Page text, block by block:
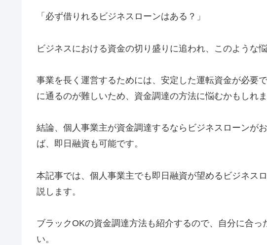
「必ず借りれるビジネスローンはある？」
ビジネスにおける資金の切り盛りに追われ、このような
事業を長く運営するためには、安定した運転資金が必要
に通るのが難しいため、資金調達の方法に悩むかもしれま
結論、個人事業主が資金調達するならビジネスローンが
ば、即日融資も可能です。
本記事では、個人事業主でも即日融資が望めるビジネス
説します。
ブラックOKの資金調達方法も紹介するので、自分に合
い。